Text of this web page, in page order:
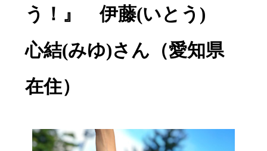
う！』 伊藤(いとう)
心結(みゆ)さん（愛知県
在住）